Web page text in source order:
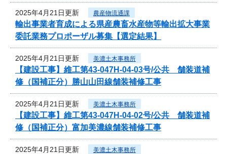
2025年4月21日更新 農産物流通課
輸出事業者育成による県産農畜水産物等輸出拡大事業
委託業務プロポーザル募集【選定結果】
2025年4月21日更新 美濃土木事務所
【建設工事】維工第43-047H-04-03号/公共 舗装道補
修（国補正分）勝山山田線舗装補修工事
2025年4月21日更新 美濃土木事務所
【建設工事】維工第43-047H-04-02号/公共 舗装道補
修（国補正分）富加美濃線舗装補修工事
2025年4月21日更新 美濃土木事務所